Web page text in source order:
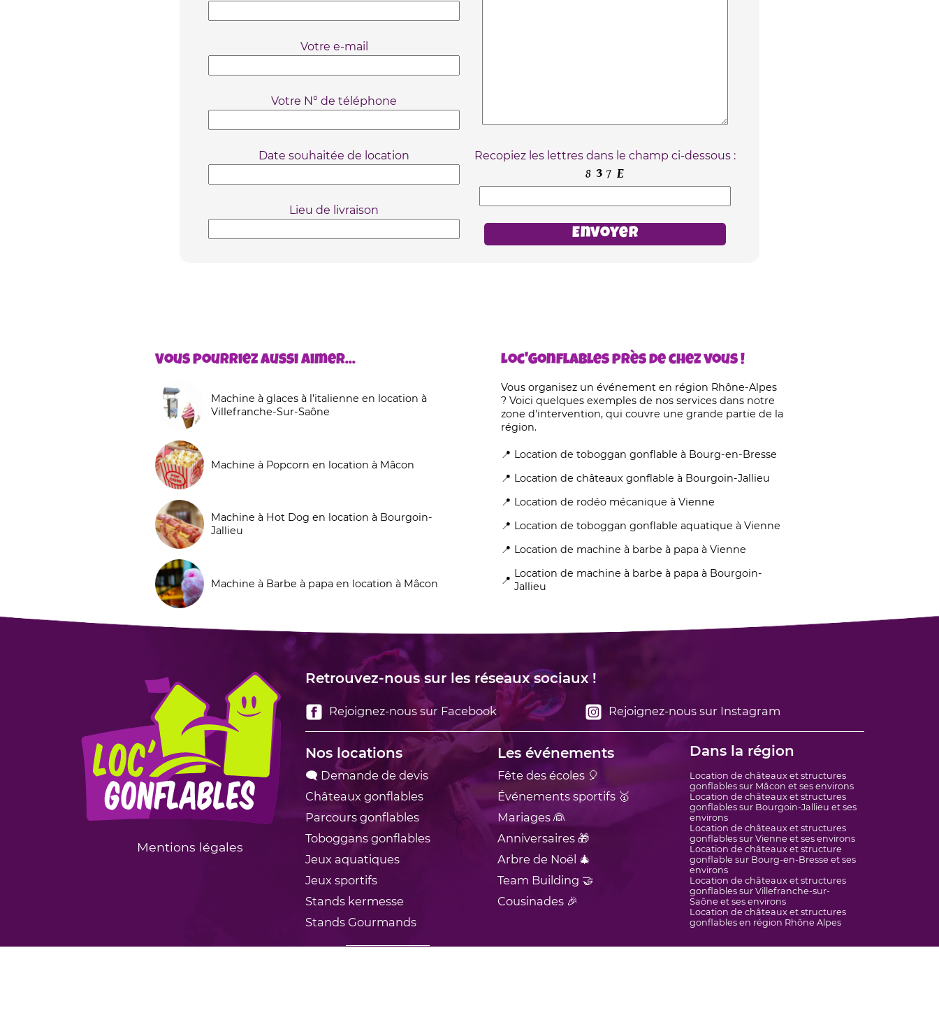
Votre e-mail
Votre N° de téléphone
Date souhaitée de location
Lieu de livraison
Recopiez les lettres dans le champ ci-dessous :
Vous pourriez aussi aimer...
Machine à glaces à l’italienne en location à
Villefranche-Sur-Saône
Machine à Popcorn en location à Mâcon
Machine à Hot Dog en location à Bourgoin-
Jallieu
Machine à Barbe à papa en location à Mâcon
Loc'Gonflables près de chez vous !
Vous organisez un événement en région Rhône-Alpes
? Voici quelques exemples de nos services dans notre
zone d'intervention, qui couvre une grande partie de la
région.
Location de toboggan gonflable à Bourg-en-Bresse
Location de châteaux gonflable à Bourgoin-Jallieu
Location de rodéo mécanique à Vienne
Location de toboggan gonflable aquatique à Vienne
Location de machine à barbe à papa à Vienne
Location de machine à barbe à papa à Bourgoin-
Jallieu
Mentions légales
Retrouvez-nous sur les réseaux sociaux !
Rejoignez-nous sur Facebook Rejoignez-nous sur Instagram
Nos locations
🗨 Demande de devis
Châteaux gonflables
Parcours gonflables
Toboggans gonflables
Jeux aquatiques
Jeux sportifs
Stands kermesse
Stands Gourmands
Les événements
Fête des écoles 🎈
Événements sportifs 🥇
Mariages 👰
Anniversaires 🎁
Arbre de Noël 🎄
Team Building 🤝
Cousinades 🎉
Dans la région
Location de châteaux et structures
gonflables sur Mâcon et ses environs
Location de châteaux et structures
gonflables sur Bourgoin-Jallieu et ses
environs
Location de châteaux et structures
gonflables sur Vienne et ses environs
Location de châteaux et structure
gonflable sur Bourg-en-Bresse et ses
environs
Location de châteaux et structures
gonflables sur Villefranche-sur-
Saône et ses environs
Location de châteaux et structures
gonflables en région Rhône Alpes